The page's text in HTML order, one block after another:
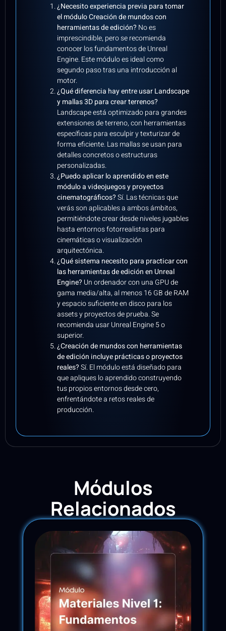
¿Necesito experiencia previa para tomar
el módulo Creación de mundos con
herramientas de edición? No es
imprescindible, pero se recomienda
conocer los fundamentos de Unreal
Engine. Este módulo es ideal como
segundo paso tras una introducción al
motor.
¿Qué diferencia hay entre usar Landscape
y mallas 3D para crear terrenos?
Landscape está optimizado para grandes
extensiones de terreno, con herramientas
específicas para esculpir y texturizar de
forma eficiente. Las mallas se usan para
detalles concretos o estructuras
personalizadas.
¿Puedo aplicar lo aprendido en este
módulo a videojuegos y proyectos
cinematográficos?Sí. Las técnicas que
verás son aplicables a ambos ámbitos,
permitiéndote crear desde niveles jugables
hasta entornos fotorrealistas para
cinemáticas o visualización
arquitectónica.
¿Qué sistema necesito para practicar con
las herramientas de edición en Unreal
Engine? Un ordenador con una GPU de
gama media/alta, al menos 16 GB de RAM
y espacio suficiente en disco para los
assets y proyectos de prueba. Se
recomienda usar Unreal Engine 5 o
superior.
¿Creación de mundos con herramientas
de edición incluye prácticas o proyectos
reales?Sí. El módulo está diseñado para
que apliques lo aprendido construyendo
tus propios entornos desde cero,
enfrentándote a retos reales de
producción.
Módulos
Relacionados